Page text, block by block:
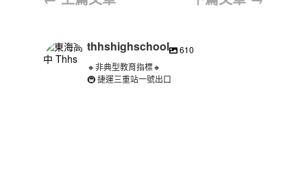
thhshighschool
610
🔸非典型教育指標🔸
🚇 捷運三重站一號出口